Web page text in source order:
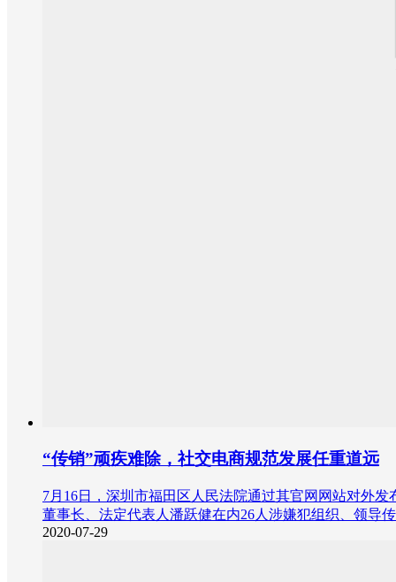
“传销”顽疾难除，社交电商规范发展任重道远
7月16日，深圳市福田区人民法院通过其官网网站对外
董事长、法定代表人潘跃健在内26人涉嫌犯组织、领导
2020-07-29